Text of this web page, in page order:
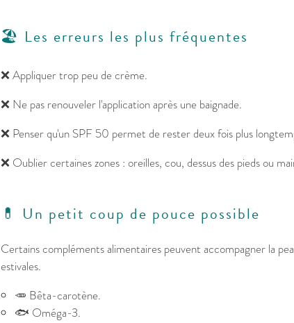
🏖️ Les erreurs les plus fréquentes
❌ Appliquer trop peu de crème.
❌ Ne pas renouveler l'application après une baignade.
❌ Penser qu'un SPF 50 permet de rester deux fois plus
❌ Oublier certaines zones : oreilles, cou, dessus des pieds ou
💊 Un petit coup de pouce possible
Certains compléments alimentaires peuvent accompagner la
estivales.
🥕 Bêta-carotène.
🐟 Oméga-3.